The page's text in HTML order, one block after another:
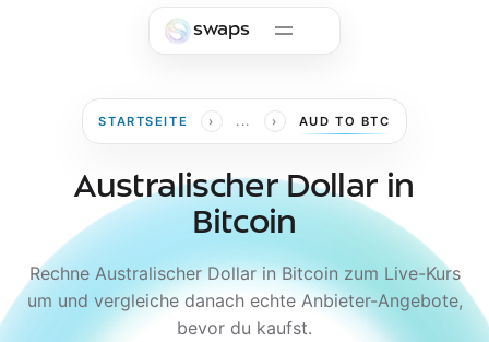
swaps
STARTSEITE › ... › AUD TO BTC
Australischer Dollar in
Bitcoin
Rechne Australischer Dollar in Bitcoin zum Live-Kurs
um und vergleiche danach echte Anbieter-Angebote,
bevor du kaufst.